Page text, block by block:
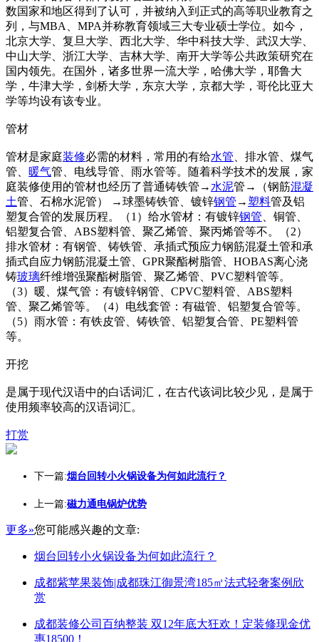
数国家和地区得到了认可，并被纳入到正式的高等职业教育之
列，与MBA、MPA并称教育领域三大专业硕士学位。如今，
北京大学、复旦大学、西北大学、华中科技大学、武汉大学、
中山大学、浙江大学、吉林大学、南开大学等公共政策研究在
国内领先。在国外，诸多世界一流大学，哈佛大学，耶鲁大
学，牛津大学，剑桥大学，东京大学，京都大学，哥伦比亚大
学等均设有该专业。
管材
管材是家庭装修必需的材料，常用的有给水管 、排水管、煤气
管、 暖气管、电线导管、雨水管等。随着科学技术的发展，家
庭装修使用的管材也经历了普通铸铁管→ 水泥管→（钢筋混凝
土管、石棉水泥管） →球墨铸铁管、镀锌钢管 → 塑料管及铝
塑复合管的发展历程。（1）给水管材：有镀锌钢管 、铜管、
铝塑复合管、ABS塑料管、聚乙烯管、聚丙烯管等不。（2）
排水管材：有钢管、铸铁管、承插式预应力钢筋混凝土管和承
插式自应力钢筋混凝土管、GPR聚酯树脂管、HOBAS离心浇
铸玻璃纤维增强聚酯树脂管、聚乙烯管、PVC塑料管等。
（3）暖、煤气管：有镀锌钢管、CPVC塑料管、ABS塑料
管、聚乙烯管等。（4）电线套管：有磁管、铝塑复合管等。
（5）雨水管：有铁皮管、铸铁管、铝塑复合管、PE塑料管
等。
开挖
是属于现代汉语中的白话词汇，在古代该词比较少见，是属于
使用频率较高的汉语词汇。
打赏
下一篇:烟台回转小火锅设备为何如此流行？
上一篇:磁力通电锅炉优势
更多»您可能感兴趣的文章:
烟台回转小火锅设备为何如此流行？
成都紫苹果装饰|成都珠江御景湾185㎡法式轻奢案例欣
赏
成都装修公司百纳整装 双12年底大狂欢！定装修现金优
惠18500！